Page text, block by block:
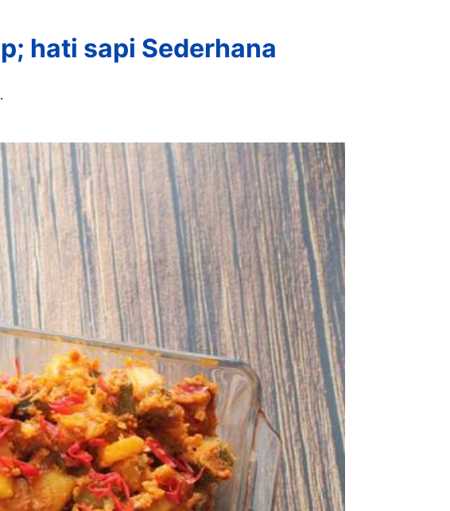
hati sapi Sederhana
.